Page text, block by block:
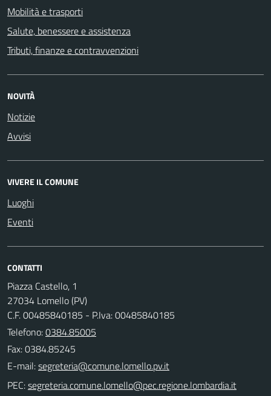
Mobilità e trasporti
Salute, benessere e assistenza
Tributi, finanze e contravvenzioni
NOVITÀ
Notizie
Avvisi
VIVERE IL COMUNE
Luoghi
Eventi
CONTATTI
Piazza Castello, 1
27034 Lomello (PV)
C.F. 00485840185 - P.Iva: 00485840185
Telefono:0384.85005
Fax: 0384.85245
E-mail:
PEC: